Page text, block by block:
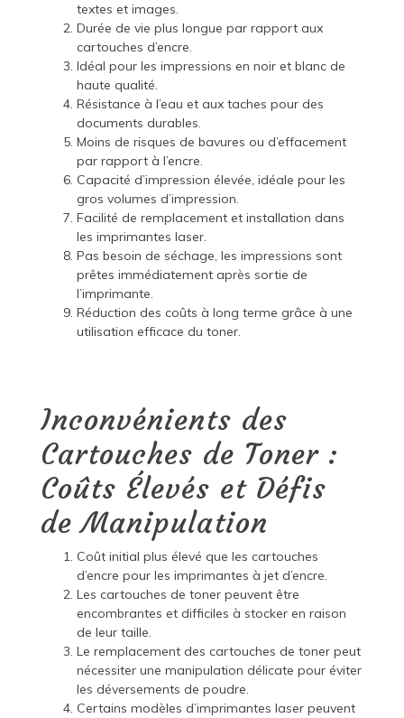
textes et images.
Durée de vie plus longue par rapport aux
cartouches d’encre.
Idéal pour les impressions en noir et blanc de
haute qualité.
Résistance à l’eau et aux taches pour des
documents durables.
Moins de risques de bavures ou d’effacement
par rapport à l’encre.
Capacité d’impression élevée, idéale pour les
gros volumes d’impression.
Facilité de remplacement et installation dans
les imprimantes laser.
Pas besoin de séchage, les impressions sont
prêtes immédiatement après sortie de
l’imprimante.
Réduction des coûts à long terme grâce à une
utilisation efficace du toner.
Inconvénients des
Cartouches de Toner :
Coûts Élevés et Défis
de Manipulation
Coût initial plus élevé que les cartouches
d’encre pour les imprimantes à jet d’encre.
Les cartouches de toner peuvent être
encombrantes et difficiles à stocker en raison
de leur taille.
Le remplacement des cartouches de toner peut
nécessiter une manipulation délicate pour éviter
les déversements de poudre.
Certains modèles d’imprimantes laser peuvent